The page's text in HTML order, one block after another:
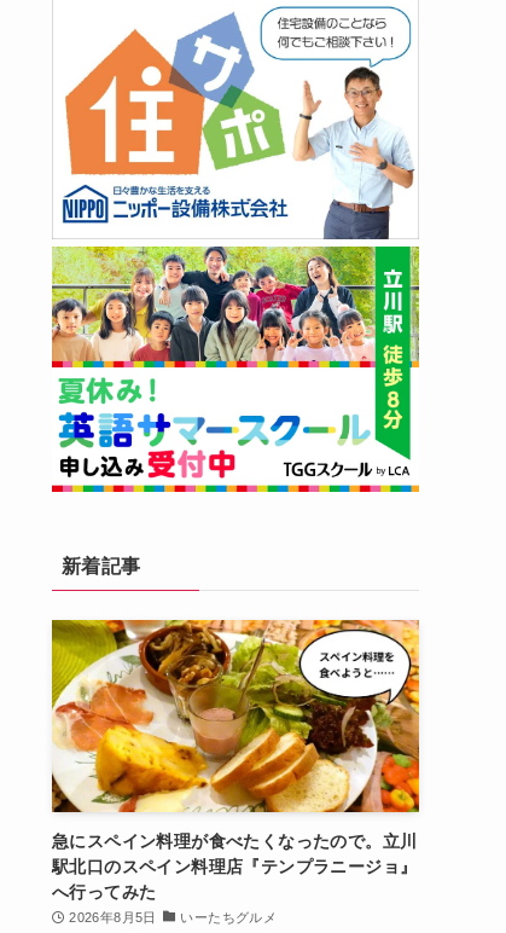
新着記事
急にスペイン料理が食べたくなったので。立川
駅北口のスペイン料理店『テンプラニージョ』
へ行ってみた
2026年8月5日 いーたちグルメ